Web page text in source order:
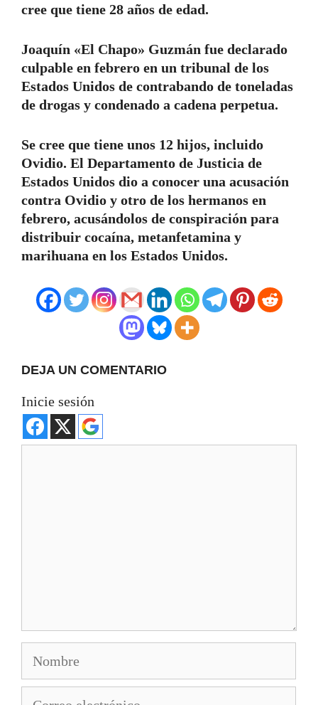
cree que tiene 28 años de edad.
Joaquín «El Chapo» Guzmán fue declarado
culpable en febrero en un tribunal de los
Estados Unidos de contrabando de toneladas
de drogas y condenado a cadena perpetua.
Se cree que tiene unos 12 hijos, incluido
Ovidio. El Departamento de Justicia de
Estados Unidos dio a conocer una acusación
contra Ovidio y otro de los hermanos en
febrero, acusándolos de conspiración para
distribuir cocaína, metanfetamina y
marihuana en los Estados Unidos.
DEJA UN COMENTARIO
Inicie sesión